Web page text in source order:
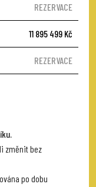
REZERVACE
11 895 499 Kč
REZERVACE
změnit bez
po dobu